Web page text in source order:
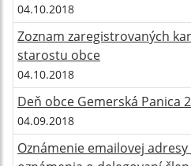
04.10.2018
Zoznam zaregistrovaných
starostu obce
04.10.2018
Deň obce Gemerská Panica
04.09.2018
Oznámenie emailovej